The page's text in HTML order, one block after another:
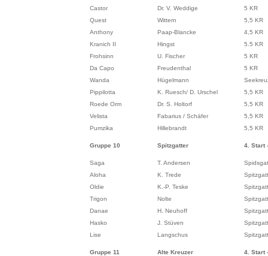
Castor
Dr. V. Weddige
5 KR
Quest
Wittern
5,5 KR
Anthony
Paap-Blancke
4,5 KR
Kranich II
Hingst
5.5 KR
Frohsinn
U. Fischer
5 KR
Da Capo
Freudenthal
5 KR
Wanda
Hügelmann
Pippilotta
K. Ruesch/ D. Urschel
5,5 KR
Roede Orm
Dr. S. Holtorf
5,5 KR
Velista
Fabarius / Schäfer
5,5 KR
Pumzika
Hillebrandt 5,5 KR
Gruppe 10 Spitzgatter 4. Start -
Saga T. Andersen
Aloha
K. Trede
Oldie
K.-P. Teske
Trigon
Nolte
Danae
H. Neuhoff
Hasko
J. Stüven
Lise
Langschus
Gruppe 11 Alte Kreuzer 4. Start -